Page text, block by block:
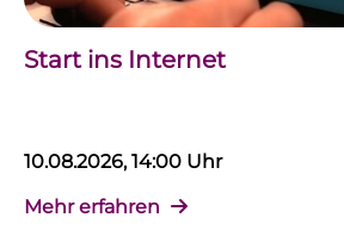
Start ins Internet
10.08.2026, 14:00 Uhr
Mehr erfahren